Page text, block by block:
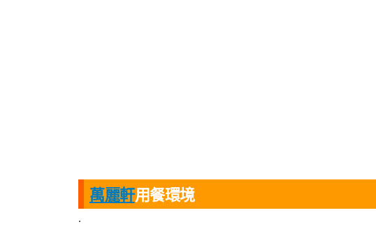
萬麗軒用餐環境
.